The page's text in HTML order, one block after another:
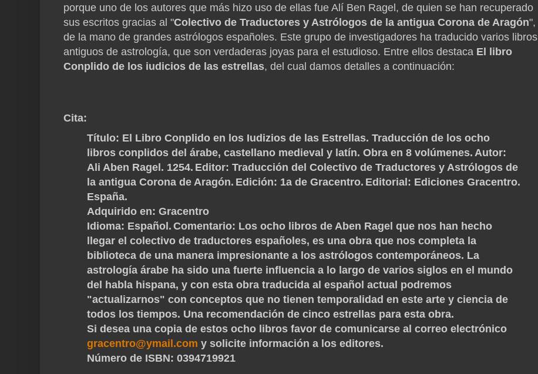
porque uno de los autores que más hizo uso de ellas fue Alí Ben Ragel, de quien se han recuperado
sus escritos gracias al "Colectivo de Traductores y Astrólogos de la antigua Corona de Aragón",
de la mano de grandes astrólogos españoles. Este grupo de investigadores ha traducido varios libros
antiguos de astrología, que son verdaderas joyas para el estudioso. Entre ellos destaca El libro
Conplido de los iudicios de las estrellas, del cual damos detalles a continuación:
Cita:
Título: El Libro Conplido en los Iudizios de las Estrellas. Traducción de los ocho
libros conplidos del árabe, castellano medieval y latín. Obra en 8 volúmenes. Autor:
Ali Aben Ragel. 1254. Editor: Traducción del Colectivo de Traductores y Astrólogos de
la antigua Corona de Aragón. Edición: 1a de Gracentro. Editorial : Ediciones Gracentro.
España.
Adquirido en: Gracentro
Idioma: Español. Comentario: Los ocho libros de Aben Ragel que nos han hecho
llegar el colectivo de traductores españoles, es una obra que nos completa la
biblioteca de una manera impresionante a los astrólogos contemporáneos. La
astrología árabe ha sido una fuerte influencia a lo largo de varios siglos en el mundo
del habla hispana, y con esta obra traducida al español actual podremos
"actualizarnos" con conceptos que no tienen temporalidad en este arte y ciencia de
todos los tiempos. Una recomendación de cinco estrellas para esta obra.
Si desea una copia de estos ocho libros favor de comunicarse al correo electrónico
gracentro@ymail.com y solicite información a los editores.
Número de ISBN: 0394719921